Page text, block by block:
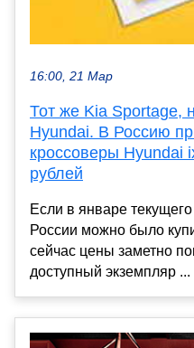
16:00, 21 Мар
Тот же Kia Sportage,
Hyundai. В Россию
кроссоверы
рублей
Если в январе
России можно было
сейчас цены заметно
доступный экземпляр ...